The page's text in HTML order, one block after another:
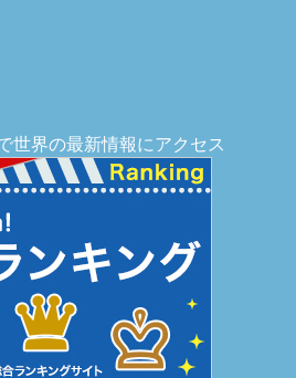
世界の最新情報にアクセス